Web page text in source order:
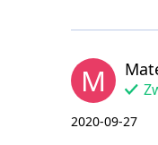
M
2020-09-27